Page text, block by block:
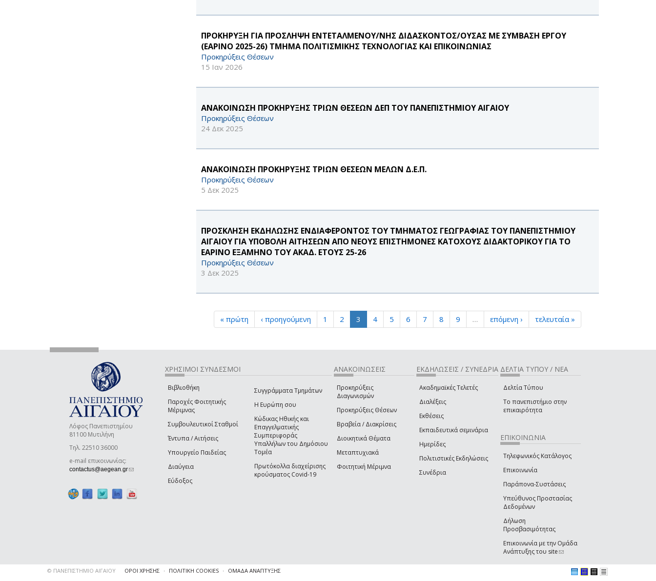
ΠΡΟΚΗΡΥΞΗ ΓΙΑ ΠΡΟΣΛΗΨΗ ΕΝΤΕΤΑΛΜΕΝΟΥ/ΝΗΣ ΔΙΔΑΣΚΟΝΤΟΣ/ΟΥΣΑΣ ΜΕ ΣΥΜΒΑΣΗ ΕΡΓΟΥ
(ΕΑΡΙΝΟ 2025-26) ΤΜΗΜΑ ΠΟΛΙΤΙΣΜΙΚΗΣ ΤΕΧΝΟΛΟΓΙΑΣ ΚΑΙ ΕΠΙΚΟΙΝΩΝΙΑΣ
Προκηρύξεις Θέσεων
15 Ιαν 2026
ΑΝΑΚΟΙΝΩΣΗ ΠΡΟΚΗΡΥΞΗΣ ΤΡΙΩΝ ΘΕΣΕΩΝ ΔΕΠ ΤΟΥ ΠΑΝΕΠΙΣΤΗΜΙΟΥ ΑΙΓΑΙΟΥ
Προκηρύξεις Θέσεων
24 Δεκ 2025
ΑΝΑΚΟΙΝΩΣΗ ΠΡΟΚΗΡΥΞΗΣ ΤΡΙΩΝ ΘΕΣΕΩΝ ΜΕΛΩΝ Δ.Ε.Π.
Προκηρύξεις Θέσεων
5 Δεκ 2025
ΠΡΟΣΚΛΗΣΗ ΕΚΔΗΛΩΣΗΣ ΕΝΔΙΑΦΕΡΟΝΤΟΣ ΤΟΥ ΤΜΗΜΑΤΟΣ ΓΕΩΓΡΑΦΙΑΣ ΤΟΥ ΠΑΝΕΠΙΣΤΗΜΙΟΥ
ΑΙΓΑΙΟΥ ΓΙΑ ΥΠΟΒΟΛΗ ΑΙΤΗΣΕΩΝ ΑΠΟ ΝΕΟΥΣ ΕΠΙΣΤΗΜΟΝΕΣ ΚΑΤΟΧΟΥΣ ΔΙΔΑΚΤΟΡΙΚΟΥ ΓΙΑ ΤΟ
ΕΑΡΙΝΟ ΕΞΑΜΗΝΟ ΤΟΥ ΑΚΑΔ. ΕΤΟΥΣ 25-26
Προκηρύξεις Θέσεων
3 Δεκ 2025
« πρώτη ‹ προηγούμενη 1 2 3 4 5 6 7 8 9 … επόμενη › τελευταία »
Λόφος Πανεπιστημίου
81100 Μυτιλήνη
Τηλ. 22510 36000
e-mail επικοινωνίας:
contactus@aegean.gr(link sends e-mail)
ΧΡΗΣΙΜΟΙ ΣΥΝΔΕΣΜΟΙ
Βιβλιοθήκη
Παροχές Φοιτητικής
Μέριμνας
Συμβουλευτικοί Σταθμοί
Έντυπα / Αιτήσεις
Υπουργείο Παιδείας
Διαύγεια
Εύδοξος
Συγγράμματα Τμημάτων
Η Ευρώπη σου
Κώδικας Ηθικής και
Επαγγελματικής
Συμπεριφοράς
Υπαλλήλων του Δημόσιου
Τομέα
Πρωτόκολλα διαχείρισης
κρούσματος Covid-19
ΑΝΑΚΟΙΝΩΣΕΙΣ
Προκηρύξεις
Διαγωνισμών
Προκηρύξεις Θέσεων
Βραβεία / Διακρίσεις
Διοικητικά Θέματα
Μεταπτυχιακά
Φοιτητική Μέριμνα
ΕΚΔΗΛΩΣΕΙΣ / ΣΥΝΕΔΡΙΑ
Ακαδημαϊκές Τελετές
Διαλέξεις
Εκθέσεις
Εκπαιδευτικά σεμινάρια
Ημερίδες
Πολιτιστικές Εκδηλώσεις
Συνέδρια
ΔΕΛΤΙΑ ΤΥΠΟΥ / ΝΕΑ
Δελτία Τύπου
Το πανεπιστήμιο στην
επικαιρότητα
ΕΠΙΚΟΙΝΩΝΙΑ
Τηλεφωνικός Κατάλογος
Επικοινωνία
Παράπονα-Συστάσεις
Υπεύθυνος Προστασίας
Δεδομένων
Δήλωση
Προσβασιμότητας
Επικοινωνία με την Ομάδα
Ανάπτυξης του site(link sends e-mail)
© ΠΑΝΕΠΙΣΤΗΜΙΟ ΑΙΓΑΙΟΥ ΟΡΟΙ ΧΡΗΣΗΣ ΠΟΛΙΤΙΚΗ COOKIES ΟΜΑΔΑ ΑΝΑΠΤΥΞΗΣ